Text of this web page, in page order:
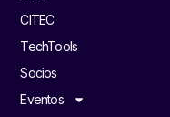
CITEC
TechTools
Socios
Eventos